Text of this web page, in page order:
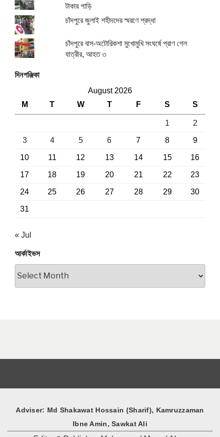
টাকার গাড়ি
চাঁদপুরে জুলাই শহীদদের স্মরণে শ্রদ্ধা
চাঁদপুরে বাস-অটোরিকশা মুখোমুখি সংঘর্ষে প্রাণ গেল
যাত্রীর, আহত ৩
দিনপঞ্জিকা
August 2026
M
T W T F S S
1 2
3 4 5 6 7 8 9
10 11 12 13 14 15 16
17 18 19 20 21 22 23
24 25 26 27 28 29 30
31
« Jul
আর্কাইভস
Adviser: Md Shakawat Hossain (Sharif), Kamruzzaman
Ibne Amin, Sawkat Ali